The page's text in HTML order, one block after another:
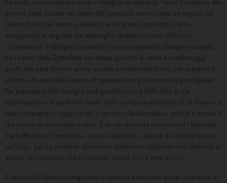
ha svolto la relazione sul tema « Pellegrini di speranza. Verso il Giubileo». Ma
prima è stato accolto nel cortile dell’episcopio con un canto dai ragazzi del
Centro diurno per minori a rischio che la Caritas segue tutto l’anno
strappandoli al degrado che attanaglia i quartieri intorno al Duomo.
L’arcivescovo di Bologna ha esortato i circa cinquecento delegati assiepati
tra i banchi della Cattedrale ad «alzare gli occhi al cielo» e «vedere oggi
quello che sarà domani, anche quando sembra tutto finito», per scorgere il
«frutto» che verrà dal «seme» di speranza che già comincia a germogliare.
Per imparare a farlo bisogna però guardarsi bene dallo stile di vita
«pornografico» di quelli che vivono nella «continua esibizione di se stessi», e
farsi compagno di viaggio di chi « non ha nulla da esibire», perché è proprio lì
che invece si «nasconde la vita». E se «la speranza non rimuove i fallimenti
ma li affronta e li trasforma», in una «sapienza » capace di «vedere la luce
nel buio», per il presidente dei vescovi italiani non dobbiamo mai stancarci di
andare nel «deserto» che ci circonda, perché lì «c’è sete di Dio».
Il vescovo Di Donna ha ringraziato e salutato il cardinale quale «operatore di